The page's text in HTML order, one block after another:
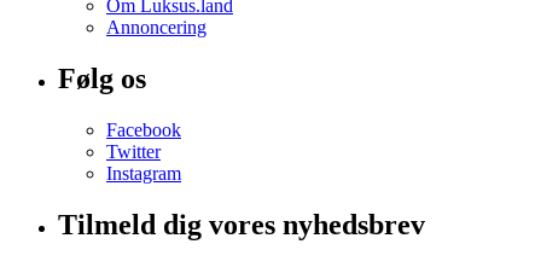
Om Luksus.land
Annoncering
Følg os
Facebook
Twitter
Instagram
Tilmeld dig vores nyhedsbrev